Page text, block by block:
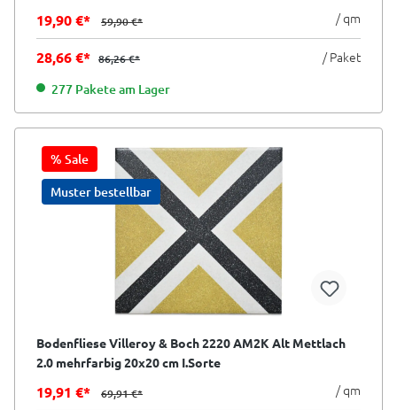
19,90 €* 59,90 €* / qm
28,66 €* 86,26 €* / Paket
277 Pakete am Lager
% Sale
Muster bestellbar
Bodenfliese Villeroy & Boch 2220 AM2K Alt Mettlach
2.0 mehrfarbig 20x20 cm I.Sorte
19,91 €* 69,91 €* / qm